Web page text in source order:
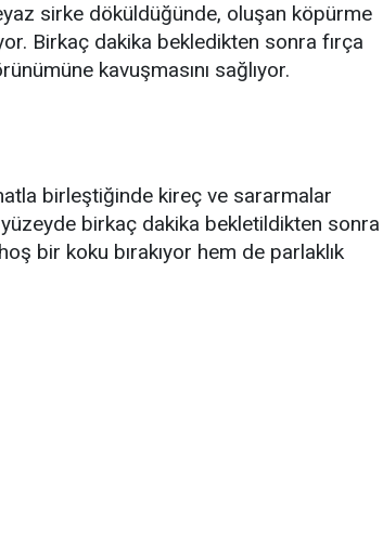
sirke döküldüğünde, oluşan köpürme
Birkaç dakika bekledikten sonra fırça
kavuşmasını sağlıyor.
birleştiğinde kireç ve sararmalar
birkaç dakika bekletildikten sonra
bir koku bırakıyor hem de parlaklık